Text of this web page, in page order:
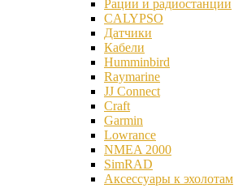
Рации и радиостанции
CALYPSO
Датчики
Кабели
Humminbird
Raymarine
JJ Connect
Craft
Garmin
Lowrance
NMEA 2000
SimRAD
Аксессуары к эхолотам